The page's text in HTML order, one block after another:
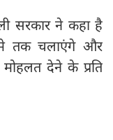
सरकार ने कहा है
तक चलाएंगे और
देने के प्रति